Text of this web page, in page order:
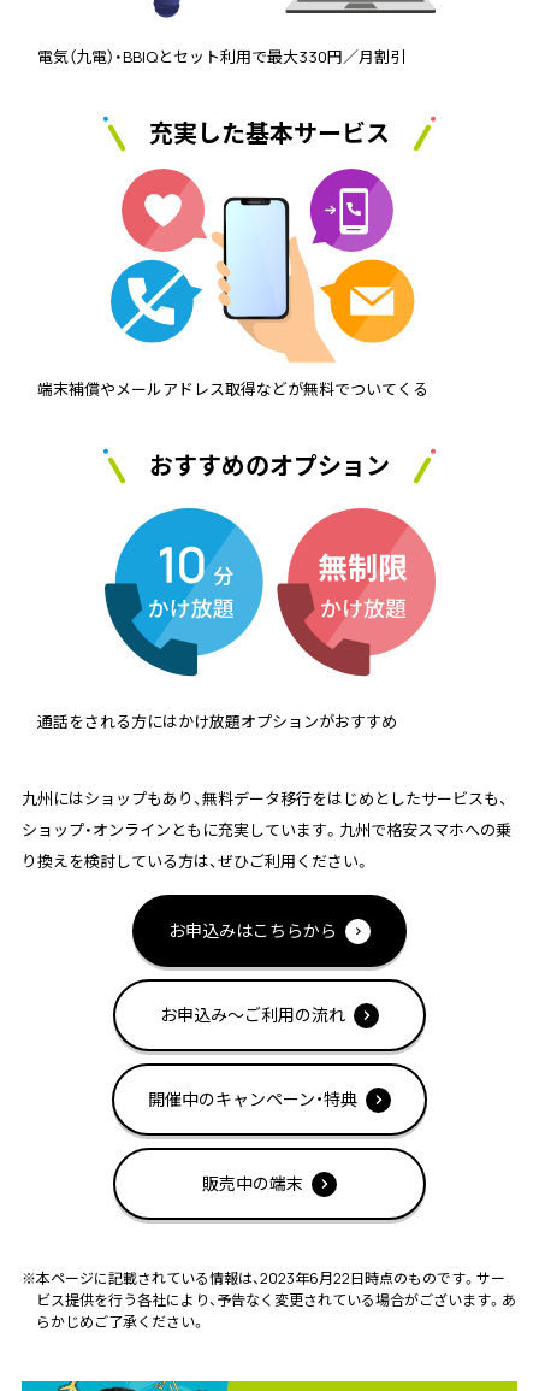
電気（九電）・BBIQとセット利用で最大330円／月割引
充実した基本サービス
端末補償やメールアドレス取得などが無料でついてくる
おすすめのオプション
通話をされる方にはかけ放題オプションがおすすめ
九州にはショップもあり、無料データ移行をはじめとしたサービスも、
ショップ・オンラインともに充実しています。九州で格安スマホへの乗
り換えを検討している方は、ぜひご利用ください。
お申込みはこちらから
お申込み～ご利用の流れ
開催中のキャンペーン・特典
販売中の端末
※本ページに記載されている情報は、2023年6月22日時点のものです。サー
ビス提供を行う各社により、予告なく変更されている場合がございます。あ
らかじめご了承ください。